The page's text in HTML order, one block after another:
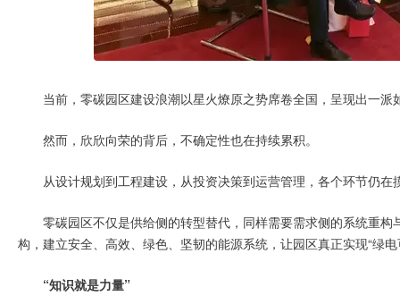
当前，零碳园区建设浪潮以星火燎原之势席卷全国，呈现出一派
然而，欣欣向荣的背后，不确定性也在持续累积。
从设计规划到工程建设，从投资决策到运营管理，各个环节仍在
零碳园区不仅是供给侧的转型替代，同样需要需求侧的系统重
构，建立安全、高效、绿色、坚韧的能源系统，让园区真正实现“绿
“知识就是力量”